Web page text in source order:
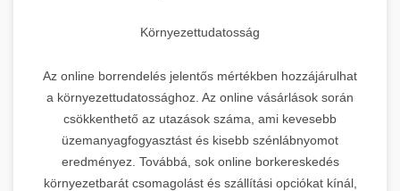
Környezettudatosság
Az online borrendelés jelentős mértékben hozzájárulhat
a környezettudatossághoz. Az online vásárlások során
csökkenthető az utazások száma, ami kevesebb
üzemanyagfogyasztást és kisebb szénlábnyomot
eredményez. Továbbá, sok online borkereskedés
környezetbarát csomagolást és szállítási opciókat kínál,